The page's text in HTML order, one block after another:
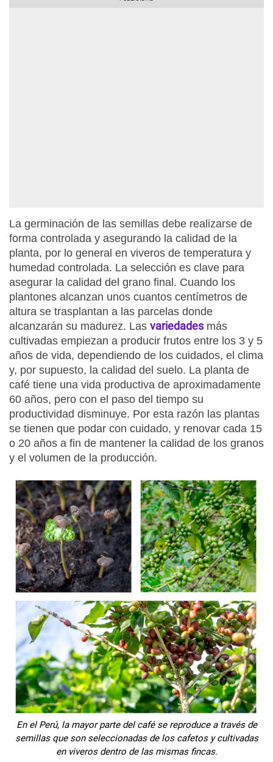
La germinación de las semillas debe realizarse de
forma controlada y asegurando la calidad de la
planta, por lo general en viveros de temperatura y
humedad controlada. La selección es clave para
asegurar la calidad del grano final. Cuando los
plantones alcanzan unos cuantos centímetros de
altura se trasplantan a las parcelas donde
alcanzarán su madurez. Las variedades más
cultivadas empiezan a producir frutos entre los 3 y 5
años de vida, dependiendo de los cuidados, el clima
y, por supuesto, la calidad del suelo. La planta de
café tiene una vida productiva de aproximadamente
60 años, pero con el paso del tiempo su
productividad disminuye. Por esta razón las plantas
se tienen que podar con cuidado, y renovar cada 15
o 20 años a fin de mantener la calidad de los granos
y el volumen de la producción.
En el Perú, la mayor parte del café se reproduce a través de
semillas que son seleccionadas de los cafetos y cultivadas
en viveros dentro de las mismas fincas.